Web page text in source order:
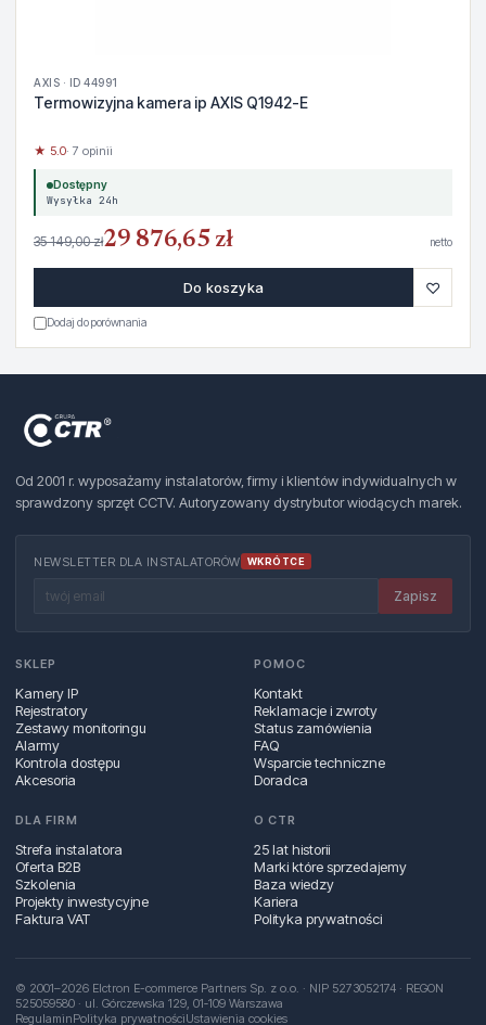
AXIS · ID 44991
Termowizyjna kamera ip AXIS Q1942-E
★ 5.0· 7 opinii
Dostępny
Wysyłka 24h
35 149,00 zł29 876,65 zł netto
Do koszyka ♡
Dodaj do porównania
Od 2001 r. wyposażamy instalatorów, firmy i klientów indywidualnych w
sprawdzony sprzęt CCTV. Autoryzowany dystrybutor wiodących marek.
NEWSLETTER DLA INSTALATORÓW WKRÓTCE
Zapisz
SKLEP
Kamery IP
Rejestratory
Zestawy monitoringu
Alarmy
Kontrola dostępu
Akcesoria
POMOC
Kontakt
Reklamacje i zwroty
Status zamówienia
FAQ
Wsparcie techniczne
Doradca
DLA FIRM
Strefa instalatora
Oferta B2B
Szkolenia
Projekty inwestycyjne
Faktura VAT
O CTR
25 lat historii
Marki które sprzedajemy
Baza wiedzy
Kariera
Polityka prywatności
© 2001–2026 Elctron E-commerce Partners Sp. z o.o. · NIP 5273052174 · REGON
525059580 · ul. Górczewska 129, 01‑109 Warszawa
RegulaminPolityka prywatnościUstawienia cookies